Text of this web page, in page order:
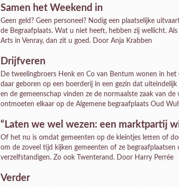
Samen het Weekend in
Geen geld? Geen personeel? Nodig een plaatselijke
de Begraafplaats. Wat u niet heeft, hebben zij wellicht.
Arts in Venray, dan zit u goed. Door Anja Krabben
Drijfveren
De tweelingbroers Henk en Co van Bentum wonen in
daar geboren op een boerderij in een gezin dat
en de gemeenschap vinden ze de normaalste zaak van
ontmoeten elkaar op de Algemene begraafplaats Oud
“Laten we wel wezen: een marktpartij
Of het nu is omdat gemeenten op de kleintjes letten of
om de zoveel tijd kijken gemeenten of ze
verzelfstandigen. Zo ook Twenterand. Door Harry Perrée
Verder